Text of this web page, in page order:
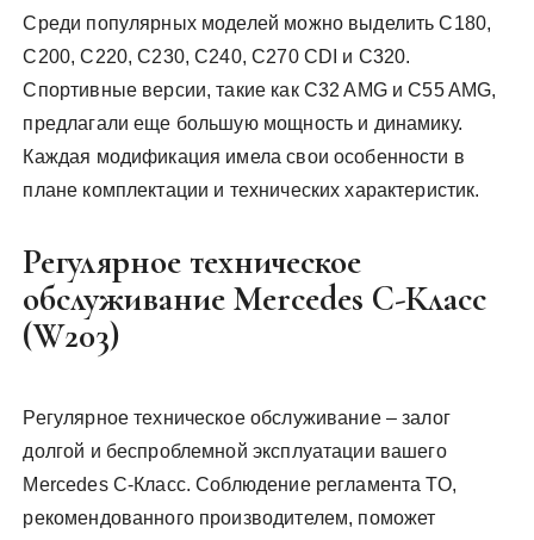
Среди популярных моделей можно выделить C180,
C200, C220, C230, C240, C270 CDI и C320.
Спортивные версии, такие как C32 AMG и C55 AMG,
предлагали еще большую мощность и динамику.
Каждая модификация имела свои особенности в
плане комплектации и технических характеристик.
Регулярное техническое
обслуживание Mercedes C-Класс
(W203)
Регулярное техническое обслуживание – залог
долгой и беспроблемной эксплуатации вашего
Mercedes C-Класс. Соблюдение регламента ТО,
рекомендованного производителем, поможет